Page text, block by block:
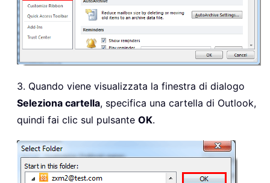
3. Quando viene visualizzata la finestra di dialogo
Seleziona cartella, specifica una cartella di Outlook,
quindi fai clic sul pulsante OK.